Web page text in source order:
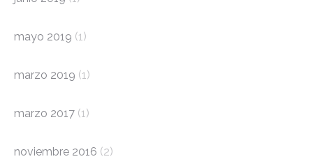
mayo 2019 (1)
marzo 2019 (1)
marzo 2017 (1)
noviembre 2016 (2)